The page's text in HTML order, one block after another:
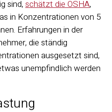
sind, schätzt die OSHA,
in Konzentrationen von 5
Erfahrungen in der
die ständig
ausgesetzt sind,
unempfindlich werden